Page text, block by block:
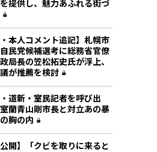
提供し、魅力あふれる街づ
・本人コメント追記】札幌市
民党候補選考に総務省官僚
局長の笠松拓史氏が浮上、
が推薦を検討
・道新・室民記者を呼び出
蘭青山剛市長と対立あの暴
胸の内
公開】「クビを取りに来ると